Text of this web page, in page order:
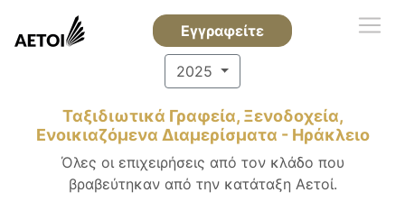
Εγγραφείτε
2025
Ταξιδιωτικά Γραφεία, Ξενοδοχεία,
Ενοικιαζόμενα Διαμερίσματα - Ηράκλειο
Όλες οι επιχειρήσεις από τον κλάδο που
βραβεύτηκαν από την κατάταξη Αετοί.